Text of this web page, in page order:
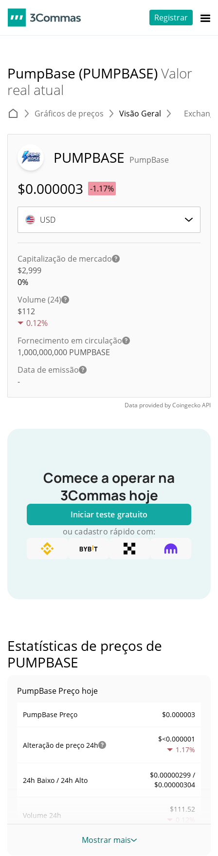
Registrar
PumpBase (PUMPBASE)Valor
real atual
Gráficos de preços Visão Geral
PUMPBASE PumpBase
$0.000003 -1.17%
USD
Capitalização de mercado
$2,999
0%
Volume (24)
$112
0.12%
Fornecimento em circulação
1,000,000,000 PUMPBASE
Data de emissão
-
Data provided byCoingeckoAPI
Comece a operar na
3Commas hoje
Iniciar teste gratuito
ou cadastro rápido com:
Estatísticas de preços de
PUMPBASE
PumpBase Preço hoje
PumpBase Preço $0.000003
Alteração de preço 24h
$<0.000001
1.17%
24h Baixo / 24h Alto
$0.00000299 /
$0.00000304
Volume 24h
$111.52
0.12%
Volume / Limite de
Mostrar mais